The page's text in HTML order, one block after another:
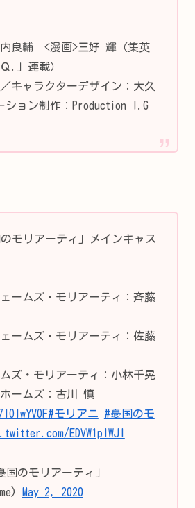
内良輔 <漫画>三好 輝（集英
.」連載）
キャラクターデザイン：大久
ション制作：Production I.G
モリアーティ」メインキャス
ームズ・モリアーティ：斉藤
ームズ・モリアーティ：佐藤
ズ・モリアーティ：小林千晃
ームズ：古川 慎
#モリアニ
#憂国のモ
EDVW1pIWJI
のモリアーティ」
May 2, 2020